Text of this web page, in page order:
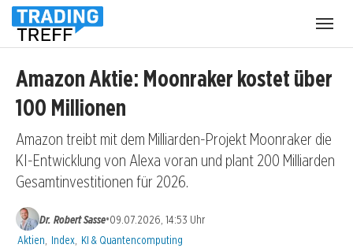
Amazon Aktie: Moonraker kostet über
100 Millionen
Amazon treibt mit dem Milliarden-Projekt Moonraker die
KI-Entwicklung von Alexa voran und plant 200 Milliarden
Gesamtinvestitionen für 2026.
Dr. Robert Sasse•09.07.2026, 14:53 Uhr
Kategorien:
Aktien Index KI & Quantencomputing